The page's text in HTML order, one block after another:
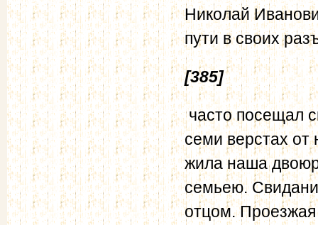
Николай
пути в своих
[385]
часто посещал
семи верстах
жила наша
семьею.
отцом.